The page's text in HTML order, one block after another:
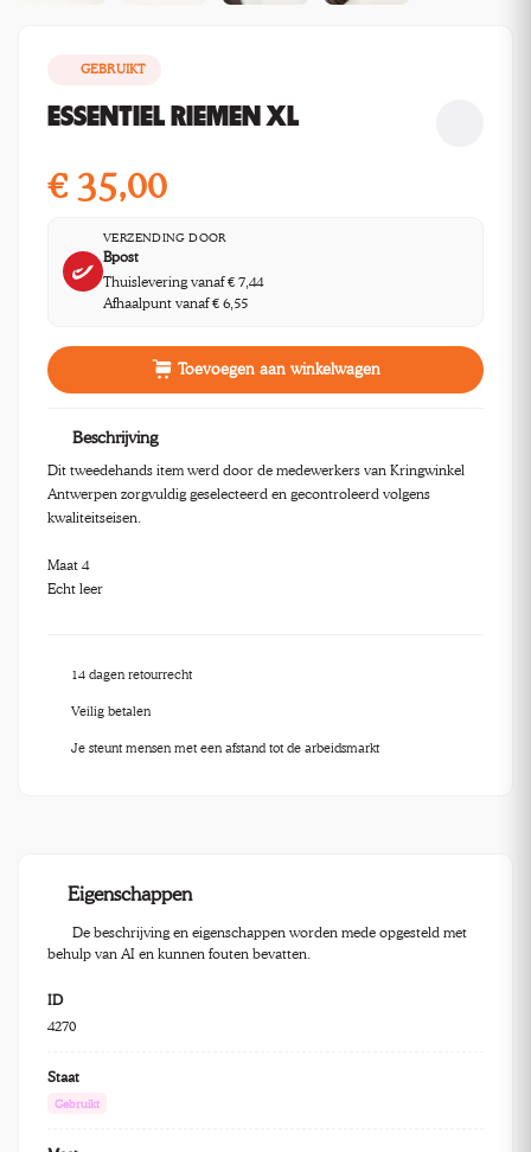
GEBRUIKT
ESSENTIEL RIEMEN XL
€ 35,00
VERZENDING DOOR
Bpost
Thuislevering vanaf € 7,44
Afhaalpunt vanaf € 6,55
Toevoegen aan winkelwagen
Beschrijving
Dit tweedehands item werd door de medewerkers van Kringwinkel
Antwerpen zorgvuldig geselecteerd en gecontroleerd volgens
kwaliteitseisen.
Maat 4
Echt leer
14 dagen retourrecht
Veilig betalen
Je steunt mensen met een afstand tot de arbeidsmarkt
Eigenschappen
De beschrijving en eigenschappen worden mede opgesteld met
behulp van AI en kunnen fouten bevatten.
ID
4270
Staat
Gebruikt